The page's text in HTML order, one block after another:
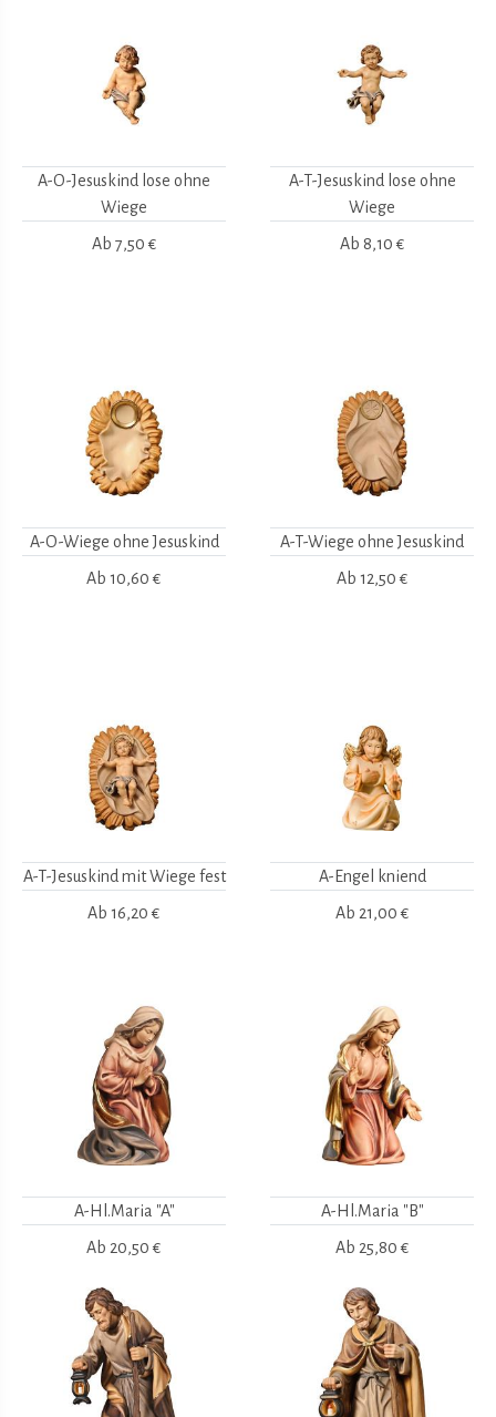
A-O-Jesuskind lose ohne
Wiege
Ab 7,50 €
A-T-Jesuskind lose ohne
Wiege
Ab 8,10 €
A-O-Wiege ohne Jesuskind
Ab 10,60 €
A-T-Wiege ohne Jesuskind
Ab 12,50 €
A-T-Jesuskind mit Wiege fest
Ab 16,20 €
A-Engel kniend
Ab 21,00 €
A-Hl.Maria "A"
Ab 20,50 €
A-Hl.Maria "B"
Ab 25,80 €